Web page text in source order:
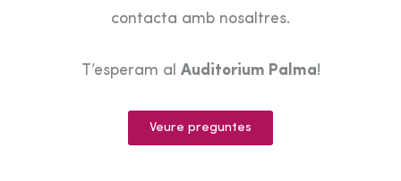
contacta amb nosaltres.
T’esperam al Auditorium Palma!
Veure preguntes